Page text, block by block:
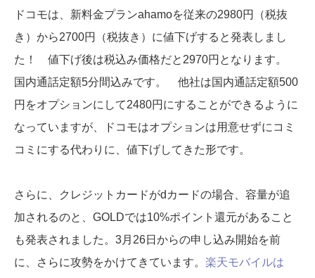
ドコモは、新料金プランahamoを従来の2980円（税抜
き）から2700円（税抜き）に値下げすると発表しまし
た！ 値下げ後は税込み価格だと2970円となります。
国内通話定額5分間込みです。 他社は国内通話定額500
円をオプションにして2480円にすることができるように
なっていますが、ドコモはオプションは用意せずにコミ
コミにする代わりに、値下げしてきた形です。
さらに、クレジットカードがdカードの場合、容量が追
加されるのと、GOLDでは10%ポイント還元があること
も発表されました。3月26日からの申し込み開始を前
に、さらに攻勢をかけてきています。 楽天モバイルは